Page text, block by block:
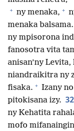
+ ny menaka, +
menaka balsama.
ny mpisorona
fanosotra vita
anisan’ny
niandraikitra ny
fisaka. + Izany
pitokisana izy. 32
ny Kehatita
mofo